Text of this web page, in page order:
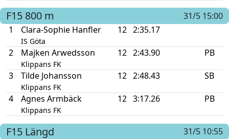
F15 800 m
31/5 15:00
1
Clara-Sophie Hanfler
IS Göta
12 2:35.17
2 Majken Arwedsson
Klippans FK
12 2:43.90 PB
3 Tilde Johansson
Klippans FK
12 2:48.43 SB
4 Agnes Armbäck
Klippans FK
12 3:17.26 PB
F15 Längd
31/5 10:55